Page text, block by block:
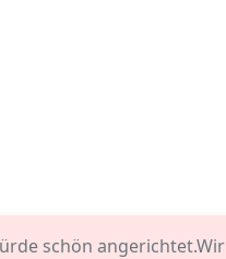
schön